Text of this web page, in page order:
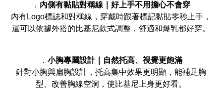
． 內側有黏貼對稱線｜好上手不用擔心不會穿
內有Logo標誌和對稱線，穿戴時跟著標記黏貼零秒上手，
還可以依據外搭的比基尼款式調整，舒適和爆乳都好穿。
． 小胸專屬設計｜自然托高、視覺更飽滿
針對小胸與扁胸設計，托高集中效果更明顯，能補足胸
型、改善胸線空洞，使比基尼上身更好看。